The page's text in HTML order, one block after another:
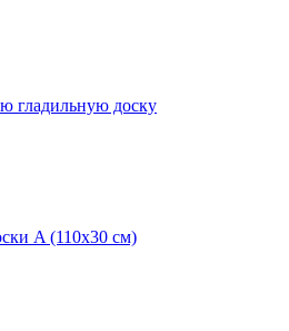
гладильную доску
A (110х30 см)